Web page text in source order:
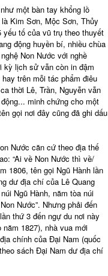
một bàn tay khổng lồ
Kim Sơn, Mộc Sơn, Thủy
tố của vũ trụ theo thuyết
động huyền bí, nhiều chùa
Non Nước với nghề
kỳ lịch sử vẫn còn in đậm
trên mỗi tác phẩm điêu
thời Lê, Trần, Nguyễn vẫn
minh chứng cho một
gọi nơi đây cũng đã ghi dấu
Nước căn cứ theo địa thế
“Ai về Non Nước thì về/
1806, tên gọi Ngũ Hành lần
dư địa chí của Lê Quang
Ngũ Hành, năm tòa núi
Nước”. Nhưng phải đến
thứ 3 đến ngự du nơi này
1827), nhà vua mới
chính của Đại Nam (quốc
sách Đại Nam dư địa chí